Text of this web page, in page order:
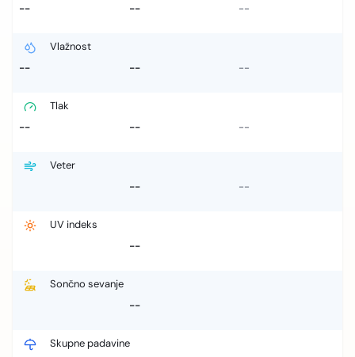
--
-- --
Vlažnost
--
-- --
Tlak
--
-- --
Veter
--
--
UV indeks
--
Sončno sevanje
--
Skupne padavine